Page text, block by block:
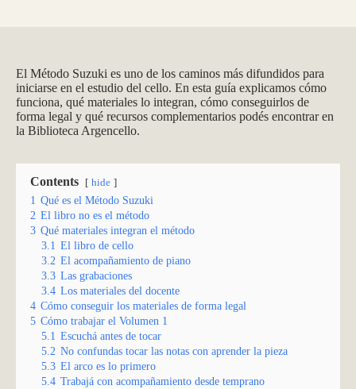
El Método Suzuki es uno de los caminos más difundidos para
iniciarse en el estudio del cello. En esta guía explicamos cómo
funciona, qué materiales lo integran, cómo conseguirlos de
forma legal y qué recursos complementarios podés encontrar en
la Biblioteca Argencello.
Contents hide
1 Qué es el Método Suzuki
2 El libro no es el método
3 Qué materiales integran el método
3.1 El libro de cello
3.2 El acompañamiento de piano
3.3 Las grabaciones
3.4 Los materiales del docente
4 Cómo conseguir los materiales de forma legal
5 Cómo trabajar el Volumen 1
5.1 Escuchá antes de tocar
5.2 No confundas tocar las notas con aprender la pieza
5.3 El arco es lo primero
5.4 Trabajá con acompañamiento desde temprano